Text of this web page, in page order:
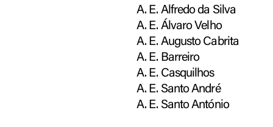
A. E. Alfredo da Silva
A. E. Álvaro Velho
A. E. Augusto Cabrita
A. E. Barreiro
A. E. Casquilhos
A. E. Santo André
A. E. Santo António